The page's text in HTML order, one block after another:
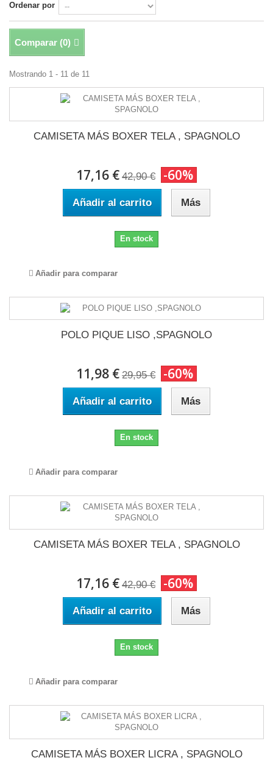
Ordenar por
Comparar (0)
Mostrando 1 - 11 de 11
CAMISETA MÁS BOXER TELA , SPAGNOLO
17,16 € 42,90 € -60%
Añadir al carrito Más
En stock
Añadir para comparar
POLO PIQUE LISO ,SPAGNOLO
11,98 € 29,95 € -60%
Añadir al carrito Más
En stock
Añadir para comparar
CAMISETA MÁS BOXER TELA , SPAGNOLO
17,16 € 42,90 € -60%
Añadir al carrito Más
En stock
Añadir para comparar
CAMISETA MÁS BOXER LICRA , SPAGNOLO